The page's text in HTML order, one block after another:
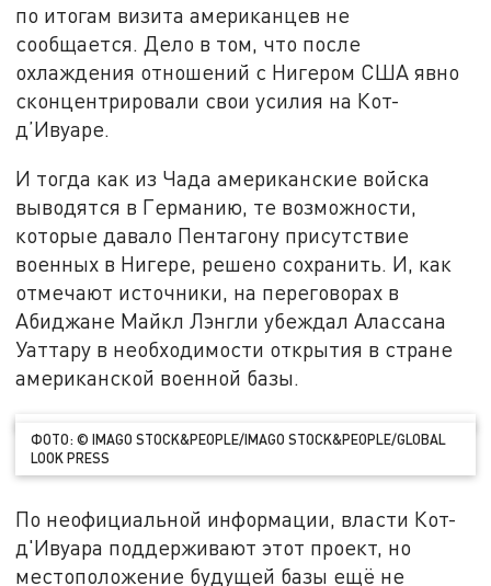
по итогам визита американцев не
сообщается. Дело в том, что после
охлаждения отношений с Нигером США явно
сконцентрировали свои усилия на Кот-
д’Ивуаре.
И тогда как из Чада американские войска
выводятся в Германию, те возможности,
которые давало Пентагону присутствие
военных в Нигере, решено сохранить. И, как
отмечают источники, на переговорах в
Абиджане Майкл Лэнгли убеждал Алассана
Уаттару в необходимости открытия в стране
американской военной базы.
ФОТО: © IMAGO STOCK&PEOPLE/IMAGO STOCK&PEOPLE/GLOBAL
LOOK PRESS
По неофициальной информации, власти Кот-
д'Ивуара поддерживают этот проект, но
местоположение будущей базы ещё не